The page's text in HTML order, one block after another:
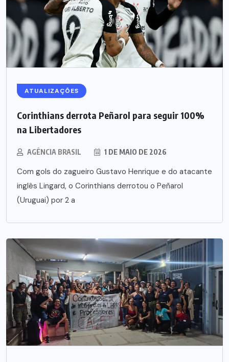
ATUALIZAÇÕES
Corinthians derrota Peñarol para seguir 100%
na Libertadores
AGÊNCIA BRASIL 1 DE MAIO DE 2026
Com gols do zagueiro Gustavo Henrique e do atacante
inglês Lingard, o Corinthians derrotou o Peñarol
(Uruguai) por 2 a